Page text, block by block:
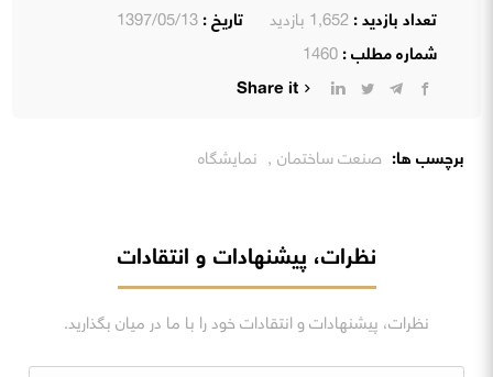
تعداد بازدید :1,652 بازدید تاریخ :1397/05/13
شماره مطلب :1460
Share it
برچسب ها: صنعت ساختمان, نمایشگاه
نظرات، پیشنهادات و انتقادات
نظرات، پیشنهادات و انتقادات خود را با ما در میان بگذارید.